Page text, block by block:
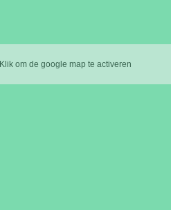
Klik om de google map te activeren